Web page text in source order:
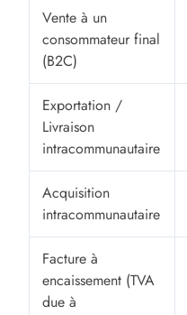
Vente à un
consommateur final
(B2C)
Exportation /
Livraison
intracommunautaire
Acquisition
intracommunautaire
Facture à
encaissement (TVA
due à